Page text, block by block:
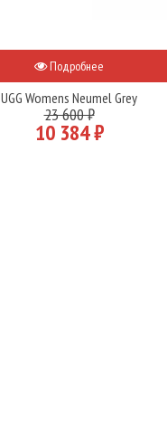
Подробнее
UGG Womens Neumel Grey
23 600 ₽
10 384 ₽